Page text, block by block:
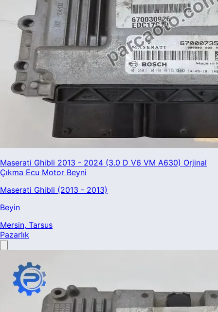
Maserati Ghibli 2013 - 2024 (3.0 D V6 VM A630) Orjinal
Çıkma Ecu Motor Beyni
Maserati Ghibli (2013 - 2013)
Beyin
Mersin, Tarsus
Pazarlık